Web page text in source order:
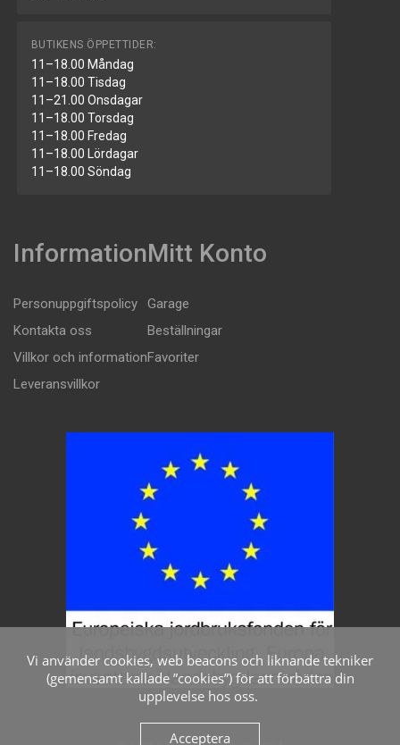
BUTIKENS ÖPPETTIDER:
11–18.00 Måndag
11–18.00 Tisdag
11–21.00 Onsdagar
11–18.00 Torsdag
11–18.00 Fredag
11–18.00 Lördagar
11–18.00 Söndag
Information
Personuppgiftspolicy
Kontakta oss
Villkor och information
Leveransvillkor
Mitt Konto
Garage
Beställningar
Favoriter
Vi använder cookies, web beacons och liknande tekniker
(gemensamt kallade ”cookies”) för att förbättra din
upplevelse hos oss.
Acceptera